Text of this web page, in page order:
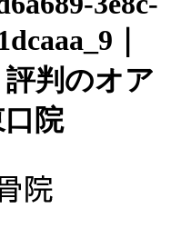
｜
判のオア
院